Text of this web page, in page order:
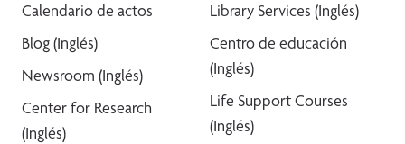
Calendario de actos
Blog (Inglés)
Newsroom (Inglés)
Center for Research
(Inglés)
Library Services (Inglés)
Centro de educación
(Inglés)
Life Support Courses
(Inglés)